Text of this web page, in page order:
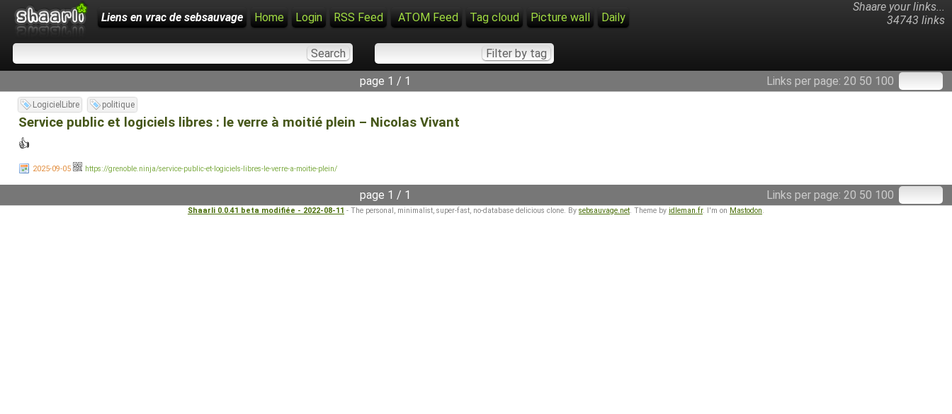
Shaare your links...
34743 links
Liens en vrac de sebsauvage Home Login RSS Feed ATOM Feed Tag cloud Picture wall Daily
Links per page: 20 50 100
page 1 / 1
LogicielLibre politique
Service public et logiciels libres : le verre à moitié plein – Nicolas Vivant
👍
2025-09-05 https://grenoble.ninja/service-public-et-logiciels-libres-le-verre-a-moitie-plein/
Links per page: 20 50 100
page 1 / 1
Shaarli 0.0.41 beta modifiée - 2022-08-11 - The personal, minimalist, super-fast, no-database delicious clone. By sebsauvage.net. Theme by idleman.fr. I'm on Mastodon.